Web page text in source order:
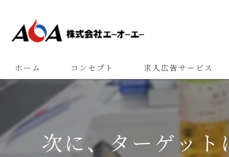
ホーム コンセプト 求人広告サービス
次に、ターゲット